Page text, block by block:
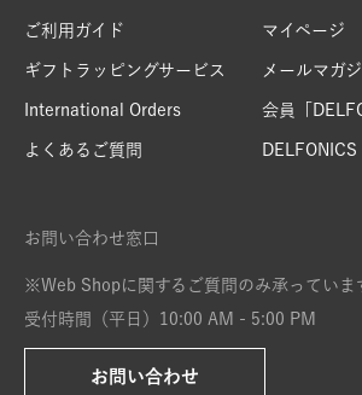
ご利用ガイド
ギフトラッピングサービス
International Orders
よくあるご質問
マイページ
メールマガ
会員「
お問い合わせ窓口
※Web Shopに関するご質問のみ承っていま
受付時間（平日）10:00 AM - 5:00 PM
お問い合わせ